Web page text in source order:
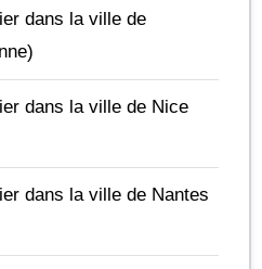
dans la ville de
dans la ville de Nice
dans la ville de Nantes